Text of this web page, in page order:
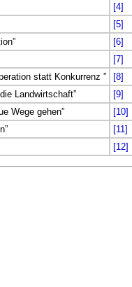
[4]
[5]
[6]
[7]
statt Konkurrenz ”
[8]
Landwirtschaft”
[9]
Wege gehen”
[10]
[11]
[12]